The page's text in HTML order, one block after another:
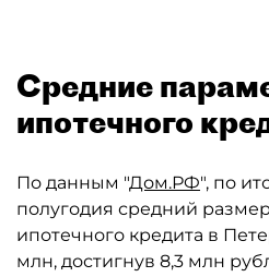
Средние
ипотечного
По данным "Дом.РФ", по
полугодия средний
ипотечного кредита в
млн, достигнув 8,3 млн